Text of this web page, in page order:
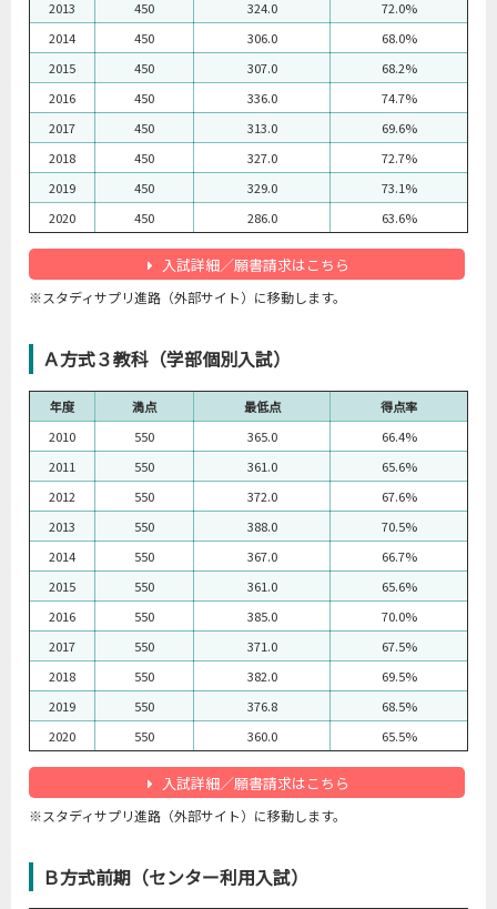
2013 450 324.0
72.0%
2014
450 306.0
68.0%
2015
450 307.0
68.2%
2016
450 336.0
74.7%
2017
450 313.0
69.6%
2018
450 327.0
72.7%
2019
450 329.0
73.1%
2020
450 286.0 63.6%
入試詳細／願書請求はこちら
※スタディサプリ進路（外部サイト）に移動します。
Ａ方式３教科（学部個別入試）
年度 満点 最低点
得点率
2010
550 365.0
66.4%
2011
550 361.0
65.6%
2012
550 372.0
67.6%
2013
550 388.0
70.5%
2014
550 367.0
66.7%
2015
550 361.0
65.6%
2016
550 385.0
70.0%
2017
550 371.0
67.5%
2018
550 382.0
69.5%
2019
550 376.8
68.5%
2020
550 360.0 65.5%
入試詳細／願書請求はこちら
※スタディサプリ進路（外部サイト）に移動します。
Ｂ方式前期（センター利用入試）